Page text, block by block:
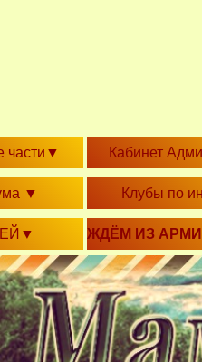
части ▼ Кабинет
▼ Клубы по
▼ ЖДЁМ ИЗ